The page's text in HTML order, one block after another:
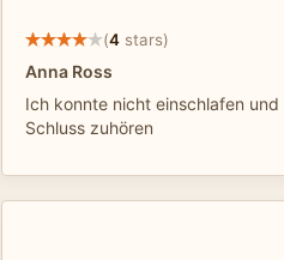
(4 stars)
Anna Ross
Ich konnte nicht einschlafen und
Schluss zuhören